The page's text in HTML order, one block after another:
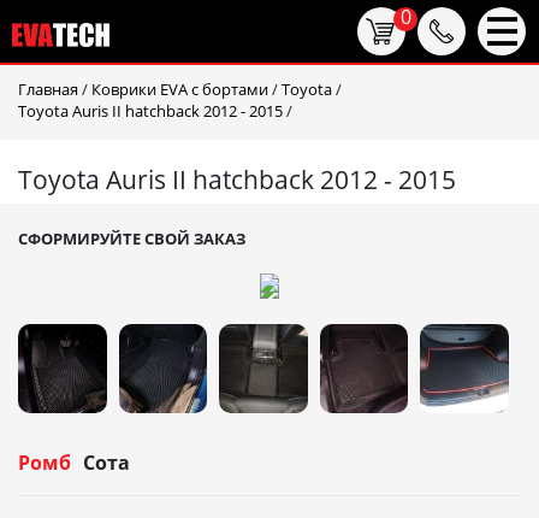
Главная / Коврики EVA c бортами/Toyota/
Toyota Auris II hatchback 2012 - 2015/
Toyota Auris II hatchback 2012 - 2015
СФОРМИРУЙТЕ СВОЙ ЗАКАЗ
Ромб Сота
0